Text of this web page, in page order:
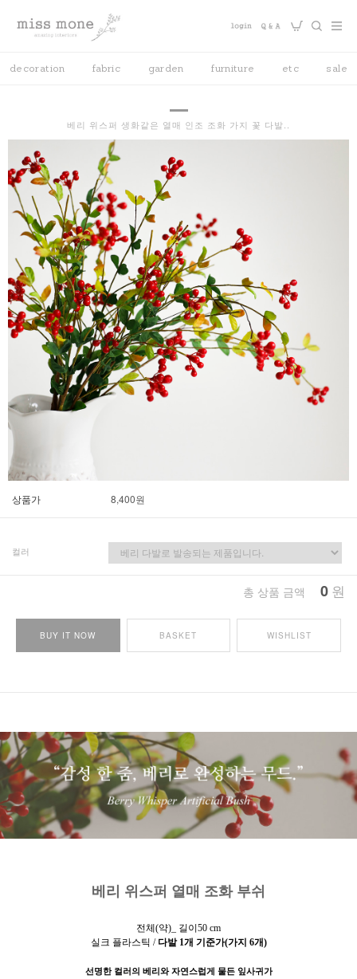
decoration fabric garden furniture etc sale
베리 위스퍼 생화같은 열매 인조 조화 가지 꽃 다발..
상품가 8,400원
컬러
총 상품 금액 0 원
BUY IT NOW BASKET WISHLIST
베리 위스퍼 열매 조화 부쉬
전체(약)_ 길이50 cm
실크 플라스틱 / 다발 1개 기준가(가지 6개)
선명한 컬러의 베리와 자연스럽게 물든 잎사귀가